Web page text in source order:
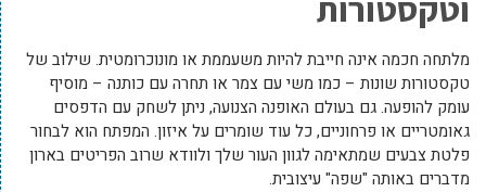
מלתחה חכמה אינה חייבת להיות משעממת או מונוכרומטית. שילוב של
טקסטורות שונות – כמו משי עם צמר או תחרה עם כותנה – מוסיף
עומק להופעה. גם בעולם האופנה הצנועה, ניתן לשחק עם הדפסים
גאומטריים או פרחוניים, כל עוד שומרים על איזון. המפתח הוא לבחור
פלטת צבעים שמתאימה לגוון העור שלך ולוודא שרוב הפריטים בארון
מדברים באותה "שפה" עיצובית.